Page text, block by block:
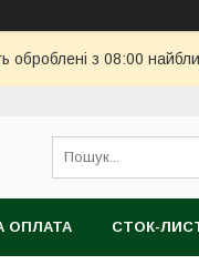
з 08:00
ОПЛАТА СТОК-